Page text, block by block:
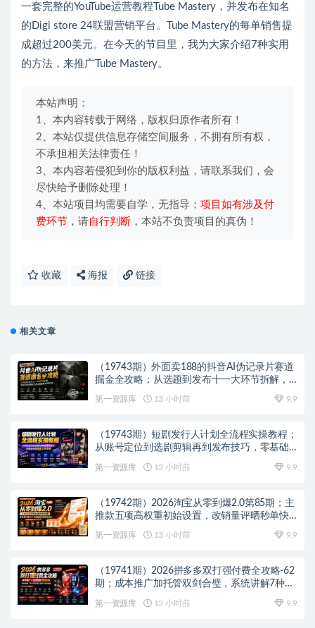
一套完整的YouTube运营教程Tube Mastery，并发布在知名
的Digi store 24联盟营销平台。Tube Mastery的每单销售提
成超过200美元。在今天的节目里，我为大家介绍7种实用
的方法，来推广Tube Mastery。
本站声明：
1、本内容转载于网络，版权归原作者所有！
2、本站仅提供信息存储空间服务，不拥有所有权，
不承担相关法律责任！
3、本内容若侵犯到你的版权利益，请联系我们，会
尽快给予删除处理！
4、本站项目均需要自学，无指导； 项目如有涉及付
费环节 ，请自行判断 ，本站不负责项目的真伪！
收藏 海报 链接
相关文章
（19743期）外面卖188的抖音AI伪记录片赛道
掘金全攻略；从选题到发布十一大环节拆解，
第一资源库 13 小时前 9.9
（19743期）短剧发行人计划全流程实操教程；
从账号定位到选剧剪辑再到发布技巧，零基础
第一资源库 13 小时前 9.9
（19742期）2026淘宝从零到爆2.0第85期；主
推款五项高权重初始设置，改销量评晒秒单快
速破零积累基础权重
第一资源库 13 小时前 9.9
（19741期）2026拼多多双打强付费全攻略-62
期；成本推广加托管双剑合璧，系统讲解7种付
第一资源库 13 小时前 9.9